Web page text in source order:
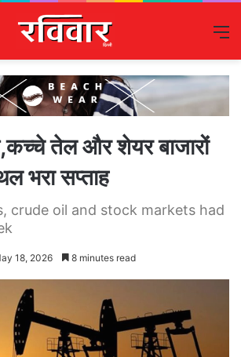
तेल और शेयर बाजारों
भरा सप्ताह
crude oil and stock markets had
18, 2026 8 minutes read